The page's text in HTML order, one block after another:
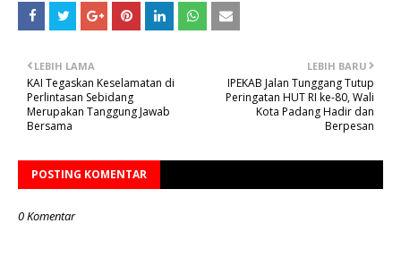
LEBIH BARU
IPEKAB Jalan Tunggang Tutup
Peringatan HUT RI ke-80, Wali
Kota Padang Hadir dan
Berpesan
LEBIH LAMA
KAI Tegaskan Keselamatan di
Perlintasan Sebidang
Merupakan Tanggung Jawab
Bersama
POSTING KOMENTAR
0 Komentar